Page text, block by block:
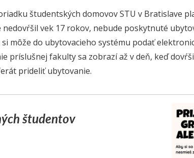
študentských domovov STU v Bratislave
vek 17 rokov, nebude poskytnuté
môže do ubytovacieho systému podať
príslušnej fakulty sa zobrazí až v deň, keď
prideliť ubytovanie.
študentov